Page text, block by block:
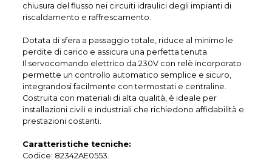
chiusura del flusso nei circuiti idraulici degli impianti di
riscaldamento e raffrescamento.
Dotata di sfera a passaggio totale, riduce al minimo le
perdite di carico e assicura una perfetta tenuta.
Il servocomando elettrico da 230V con relè incorporato
permette un controllo automatico semplice e sicuro,
integrandosi facilmente con termostati e centraline.
Costruita con materiali di alta qualità, è ideale per
installazioni civili e industriali che richiedono affidabilità e
prestazioni costanti.
Caratteristiche tecniche:
Codice: 82342AE0553.